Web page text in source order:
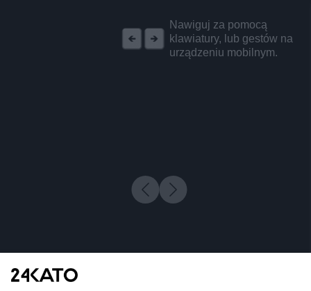
Nawiguj za pomocą
klawiatury, lub gestów na
urządzeniu mobilnym.